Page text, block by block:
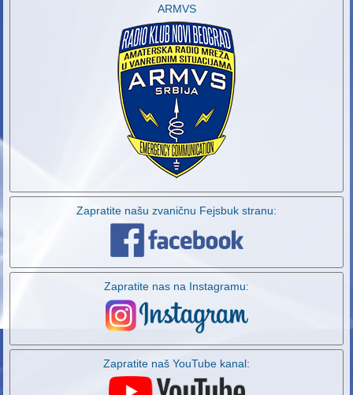
ARMVS
Zapratite našu zvaničnu Fejsbuk stranu:
Zapratite nas na Instagramu:
Zapratite naš YouTube kanal: